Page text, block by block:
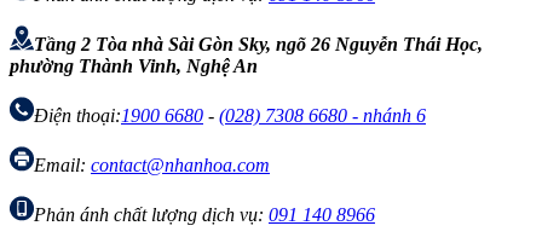
Tầng 2 Tòa nhà Sài Gòn Sky, ngõ 26 Nguyễn Thái Học,
phường Thành Vinh, Nghệ An
Điện thoại:1900 6680 - (028) 7308 6680 - nhánh 6
Email: contact@nhanhoa.com
Phản ánh chất lượng dịch vụ: 091 140 8966